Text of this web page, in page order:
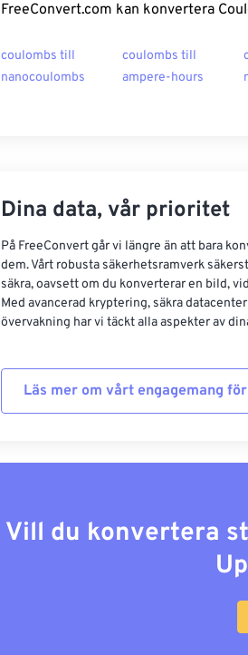
FreeConvert.com kan konvertera
coulombs till
nanocoulombs
coulombs till
ampere-hours
Dina data, vår prioritet
På FreeConvert går vi längre än att bara
dem. Vårt robusta säkerhetsramverk
säkra, oavsett om du konverterar en bild,
Med avancerad kryptering, säkra
övervakning har vi täckt alla aspekter av
Läs mer om vårt engagemang
Vill du konvertera